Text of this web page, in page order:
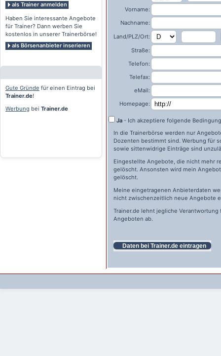
als Trainer anmelden
Haben Sie interessante Angebote
für Trainer? Dann werben Sie
kostenlos in unserer Trainerbörse!
als Börsenanbieter inserieren
Gute Gründe für einen Eintrag bei
Trainer.de!
Werbung bei Trainer.de
Vorname:
Nachname:
Land/PLZ/Ort:
Straße:
Telefon:
Telefax:
eMail:
Homepage:
Ja - Ich akzeptiere folgende
In die Trainerbörse werden nur
Dozenten bestimmt sind. Werbung für
sowie sittenwidrige Einträge sind
Eingestellte Angebote, die nicht mehr
gelöscht. Ansonsten wird mein
gelöscht.
Meine eingetragenen Anbieterdaten
nicht zwischenzeitlich neue Angebote
Trainer.de lehnt jegliche
Angeboten ab.
Daten bei Trainer.de eintragen